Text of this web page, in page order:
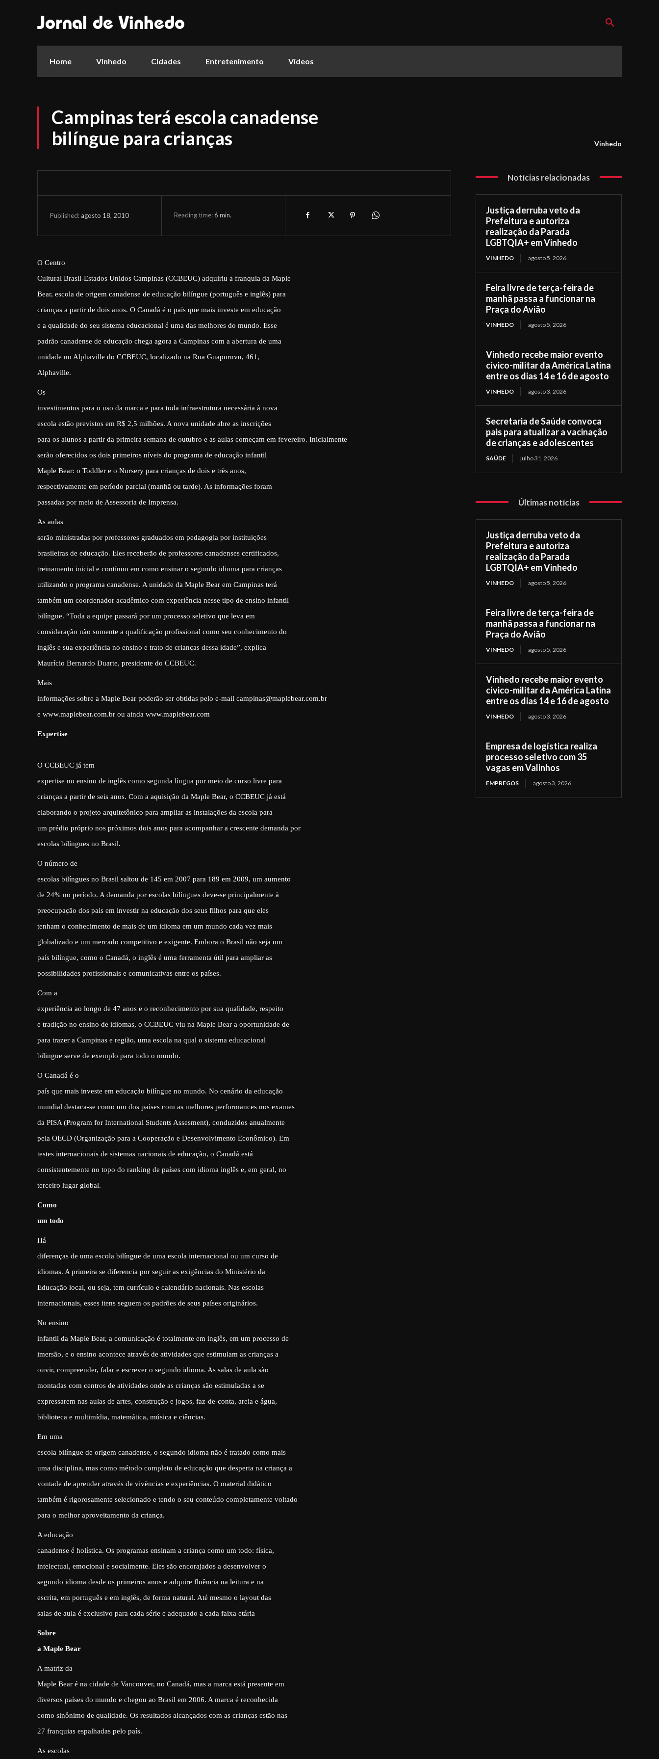
Jornal de Vinhedo
Home Vinhedo Cidades Entretenimento Vídeos
Campinas terá escola canadense
bilíngue para crianças
Vinhedo
Published: agosto 18, 2010 Reading time:6 min.
O Centro
Cultural Brasil-Estados Unidos Campinas (CCBEUC) adquiriu a franquia da Maple
Bear, escola de origem canadense de educação bilíngue (português e inglês) para
crianças a partir de dois anos. O Canadá é o país que mais investe em educação
e a qualidade do seu sistema educacional é uma das melhores do mundo. Esse
padrão canadense de educação chega agora a Campinas com a abertura de uma
unidade no Alphaville do CCBEUC, localizado na Rua Guapuruvu, 461,
Alphaville.
Os
investimentos para o uso da marca e para toda infraestrutura necessária à nova
escola estão previstos em R$ 2,5 milhões. A nova unidade abre as inscrições
para os alunos a partir da primeira semana de outubro e as aulas começam em fevereiro. Inicialmente
serão oferecidos os dois primeiros níveis do programa de educação infantil
Maple Bear: o Toddler e o Nursery para crianças de dois e três anos,
respectivamente em período parcial (manhã ou tarde). As informações foram
passadas por meio de Assessoria de Imprensa.
As aulas
serão ministradas por professores graduados em pedagogia por instituições
brasileiras de educação. Eles receberão de professores canadenses certificados,
treinamento inicial e contínuo em como ensinar o segundo idioma para crianças
utilizando o programa canadense. A unidade da Maple Bear em Campinas terá
também um coordenador acadêmico com experiência nesse tipo de ensino infantil
bilíngue. “Toda a equipe passará por um processo seletivo que leva em
consideração não somente a qualificação profissional como seu conhecimento do
inglês e sua experiência no ensino e trato de crianças dessa idade”, explica
Maurício Bernardo Duarte, presidente do CCBEUC.
Mais
informações sobre a Maple Bear poderão ser obtidas pelo e-mail campinas@maplebear.com.br
e www.maplebear.com.br ou ainda www.maplebear.com
Expertise
O CCBEUC já tem
expertise no ensino de inglês como segunda língua por meio de curso livre para
crianças a partir de seis anos. Com a aquisição da Maple Bear, o CCBEUC já está
elaborando o projeto arquitetônico para ampliar as instalações da escola para
um prédio próprio nos próximos dois anos para acompanhar a crescente demanda por
escolas bilíngues no Brasil.
O número de
escolas bilíngues no Brasil saltou de 145 em 2007 para 189 em 2009, um aumento
de 24% no período. A demanda por escolas bilíngues deve-se principalmente à
preocupação dos pais em investir na educação dos seus filhos para que eles
tenham o conhecimento de mais de um idioma em um mundo cada vez mais
globalizado e um mercado competitivo e exigente. Embora o Brasil não seja um
país bilíngue, como o Canadá, o inglês é uma ferramenta útil para ampliar as
possibilidades profissionais e comunicativas entre os países.
Com a
experiência ao longo de 47 anos e o reconhecimento por sua qualidade, respeito
e tradição no ensino de idiomas, o CCBEUC viu na Maple Bear a oportunidade de
para trazer a Campinas e região, uma escola na qual o sistema educacional
bilingue serve de exemplo para todo o mundo.
O Canadá é o
país que mais investe em educação bilíngue no mundo. No cenário da educação
mundial destaca-se como um dos países com as melhores performances nos exames
da PISA (Program for International Students Assesment), conduzidos anualmente
pela OECD (Organização para a Cooperação e Desenvolvimento Econômico). Em
testes internacionais de sistemas nacionais de educação, o Canadá está
consistentemente no topo do ranking de países com idioma inglês e, em geral, no
terceiro lugar global.
Como
um todo
Há
diferenças de uma escola bilíngue de uma escola internacional ou um curso de
idiomas. A primeira se diferencia por seguir as exigências do Ministério da
Educação local, ou seja, tem currículo e calendário nacionais. Nas escolas
internacionais, esses itens seguem os padrões de seus países originários.
No ensino
infantil da Maple Bear, a comunicação é totalmente em inglês, em um processo de
imersão, e o ensino acontece através de atividades que estimulam as crianças a
ouvir, compreender, falar e escrever o segundo idioma. As salas de aula são
montadas com centros de atividades onde as crianças são estimuladas a se
expressarem nas aulas de artes, construção e jogos, faz-de-conta, areia e água,
biblioteca e multimídia, matemática, música e ciências.
Em uma
escola bilíngue de origem canadense, o segundo idioma não é tratado como mais
uma disciplina, mas como método completo de educação que desperta na criança a
vontade de aprender através de vivências e experiências. O material didático
também é rigorosamente selecionado e tendo o seu conteúdo completamente voltado
para o melhor aproveitamento da criança.
A educação
canadense é holística. Os programas ensinam a criança como um todo: física,
intelectual, emocional e socialmente. Eles são encorajados a desenvolver o
segundo idioma desde os primeiros anos e adquire fluência na leitura e na
escrita, em português e em inglês, de forma natural. Até mesmo o layout das
salas de aula é exclusivo para cada série e adequado a cada faixa etária
Sobre
a Maple Bear
A matriz da
Maple Bear é na cidade de Vancouver, no Canadá, mas a marca está presente em
diversos países do mundo e chegou ao Brasil em 2006. A marca é reconhecida
como sinônimo de qualidade. Os resultados alcançados com as crianças estão nas
27 franquias espalhadas pelo país.
As escolas
Notícias relacionadas
Justiça derruba veto da
Prefeitura e autoriza
realização da Parada
LGBTQIA+ em Vinhedo
VINHEDO agosto 5, 2026
Feira livre de terça-feira de
manhã passa a funcionar na
Praça do Avião
VINHEDO agosto 5, 2026
Vinhedo recebe maior evento
cívico-militar da América Latina
entre os dias 14 e 16 de agosto
VINHEDO agosto 3, 2026
Secretaria de Saúde convoca
pais para atualizar a vacinação
de crianças e adolescentes
SAÚDE julho 31, 2026
Últimas notícias
Justiça derruba veto da
Prefeitura e autoriza
realização da Parada
LGBTQIA+ em Vinhedo
VINHEDO agosto 5, 2026
Feira livre de terça-feira de
manhã passa a funcionar na
Praça do Avião
VINHEDO agosto 5, 2026
Vinhedo recebe maior evento
cívico-militar da América Latina
entre os dias 14 e 16 de agosto
VINHEDO agosto 3, 2026
Empresa de logística realiza
processo seletivo com 35
vagas em Valinhos
EMPREGOS agosto 3, 2026